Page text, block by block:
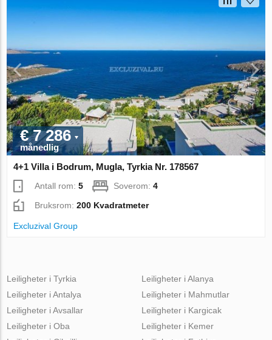
€ 7 286
månedlig
4+1 Villa i Bodrum, Mugla, Tyrkia Nr. 178567
Antall rom:5 Soverom:4
Bruksrom:200 Kvadratmeter
Excluzival Group
Leiligheter i Tyrkia
Leiligheter i Antalya
Leiligheter i Avsallar
Leiligheter i Oba
Leiligheter i Alanya
Leiligheter i Mahmutlar
Leiligheter i Kargicak
Leiligheter i Kemer